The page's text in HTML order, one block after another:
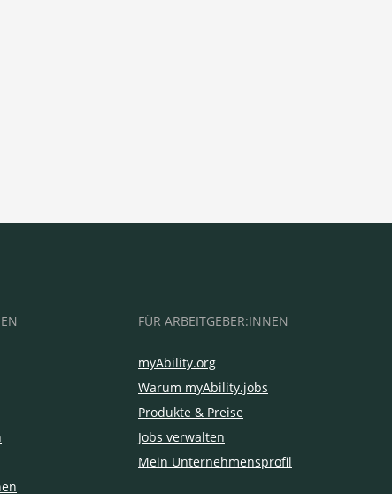
FÜR ARBEITGEBER:INNEN
myAbility.org
Warum myAbility.jobs
Produkte & Preise
Jobs verwalten
Mein Unternehmensprofil